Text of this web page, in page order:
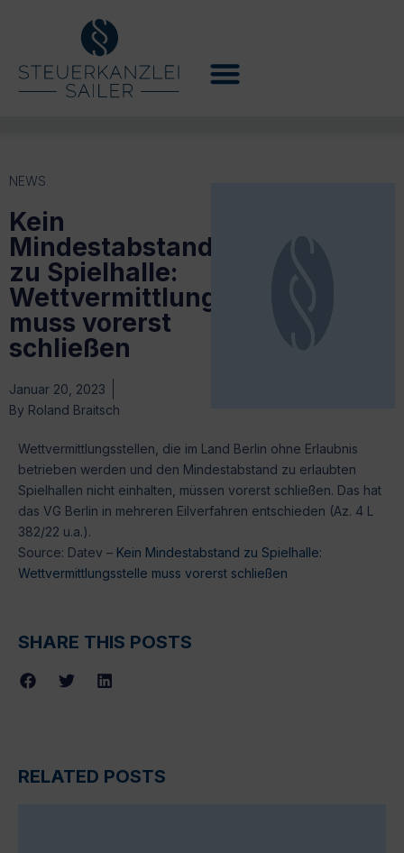
NEWS
Kein
Mindestabstand
zu Spielhalle:
Wettvermittlungsstelle
muss vorerst
schließen
Januar 20, 2023
By Roland Braitsch
Wettvermittlungsstellen, die im Land Berlin ohne Erlaubnis
betrieben werden und den Mindestabstand zu erlaubten
Spielhallen nicht einhalten, müssen vorerst schließen. Das hat
das VG Berlin in mehreren Eilverfahren entschieden (Az. 4 L
382/22 u.a.).
Source: Datev – Kein Mindestabstand zu Spielhalle:
Wettvermittlungsstelle muss vorerst schließen
SHARE THIS POSTS
RELATED POSTS